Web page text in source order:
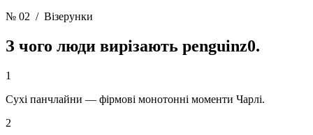
№ 02 / Візерунки
З чого люди вирізають penguinz0.
1
Сухі панчлайни — фірмові монотонні моменти Чарлі.
2